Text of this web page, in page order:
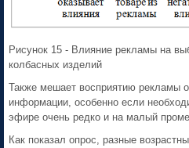
Рисунок 15 - Влияние рекламы на
колбасных изделий
Также мешает восприятию рекламы
информации, особенно если
эфире очень редко и на малый
Как показал опрос, разные